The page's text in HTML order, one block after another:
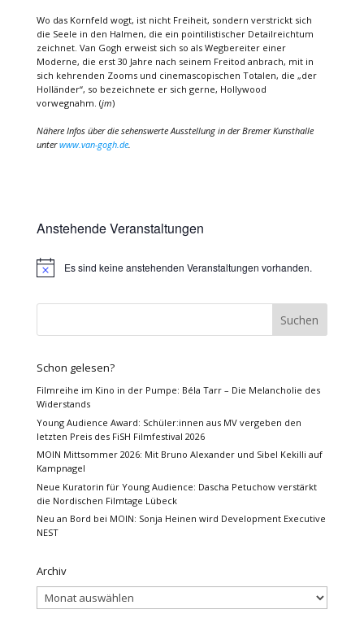
Wo das Kornfeld wogt, ist nicht Freiheit, sondern verstrickt sich
die Seele in den Halmen, die ein pointilistischer Detailreichtum
zeichnet. Van Gogh erweist sich so als Wegbereiter einer
Moderne, die erst 30 Jahre nach seinem Freitod anbrach, mit in
sich kehrenden Zooms und cinemascopischen Totalen, die „der
Holländer“, so bezeichnete er sich gerne, Hollywood
vorwegnahm. (jm)
Nähere Infos über die sehenswerte Ausstellung in der Bremer Kunsthalle
unterwww.van-gogh.de.
Anstehende Veranstaltungen
HinweisEs sind keine anstehenden Veranstaltungen vorhanden.
Schon gelesen?
Filmreihe im Kino in der Pumpe: Béla Tarr – Die Melancholie des
Widerstands
Young Audience Award: Schüler:innen aus MV vergeben den
letzten Preis des FiSH Filmfestival 2026
MOIN Mittsommer 2026: Mit Bruno Alexander und Sibel Kekilli auf
Kampnagel
Neue Kuratorin für Young Audience: Dascha Petuchow verstärkt
die Nordischen Filmtage Lübeck
Neu an Bord bei MOIN: Sonja Heinen wird Development Executive
NEST
Archiv
Archiv